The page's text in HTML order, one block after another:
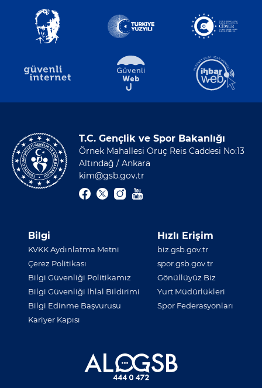
T.C. Gençlik ve Spor Bakanlığı
Örnek Mahallesi Oruç Reis Caddesi No:13
Altındağ / Ankara
kim@gsb.gov.tr
Bilgi
KVKK Aydınlatma Metni
Çerez Politikası
Bilgi Güvenliği Politikamız
Bilgi Güvenliği İhlal Bildirimi
Bilgi Edinme Başvurusu
Kariyer Kapısı
Hızlı Erişim
biz.gsb.gov.tr
spor.gsb.gov.tr
Gönüllüyüz Biz
Yurt Müdürlükleri
Spor Federasyonları